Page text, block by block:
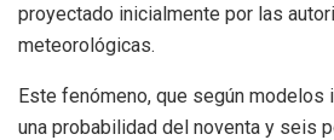
proyectado inicialmente por las
meteorológicas.
Este fenómeno, que según modelos
una probabilidad del noventa y seis